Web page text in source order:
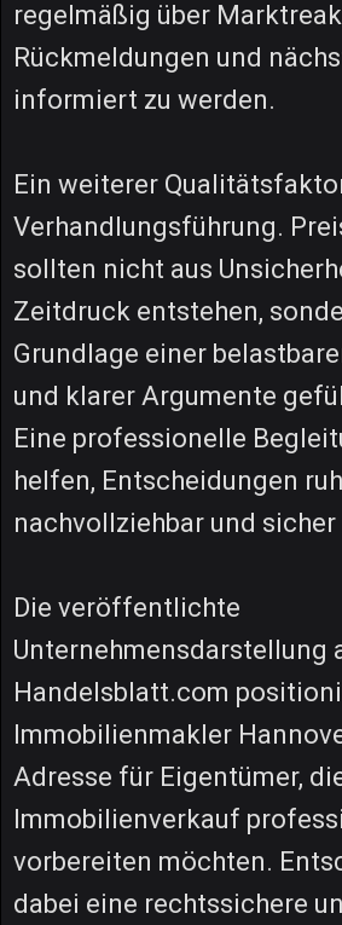
regelmäßig über
Rückmeldungen und
informiert zu werden.
Ein weiterer
Verhandlungsführung.
sollten nicht aus
Zeitdruck entstehen,
Grundlage einer
und klarer Argumente
Eine professionelle
helfen, Entscheidungen
nachvollziehbar und
Die veröffentlichte
Unternehmensdarstellung
Handelsblatt.com
Immobilienmakler
Adresse für Eigentümer,
Immobilienverkauf
vorbereiten möchten.
dabei eine rechtssichere